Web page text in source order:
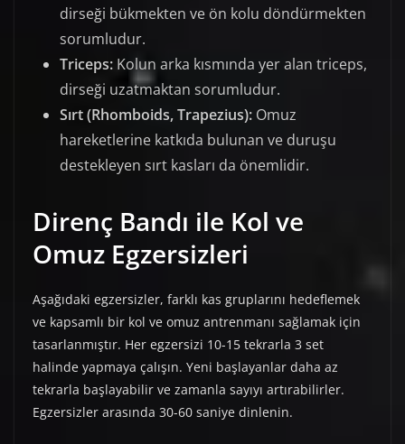
dirseği bükmekten ve ön kolu döndürmekten
sorumludur.
Triceps: Kolun arka kısmında yer alan triceps,
dirseği uzatmaktan sorumludur.
Sırt (Rhomboids, Trapezius): Omuz
hareketlerine katkıda bulunan ve duruşu
destekleyen sırt kasları da önemlidir.
Direnç Bandı ile Kol ve
Omuz Egzersizleri
Aşağıdaki egzersizler, farklı kas gruplarını hedeflemek
ve kapsamlı bir kol ve omuz antrenmanı sağlamak için
tasarlanmıştır. Her egzersizi 10-15 tekrarla 3 set
halinde yapmaya çalışın. Yeni başlayanlar daha az
tekrarla başlayabilir ve zamanla sayıyı artırabilirler.
Egzersizler arasında 30-60 saniye dinlenin.